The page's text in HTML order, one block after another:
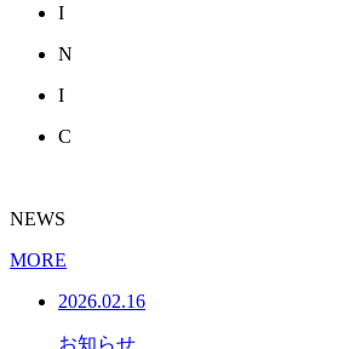
I
N
I
C
NEWS
MORE
2026.02.16
お知らせ